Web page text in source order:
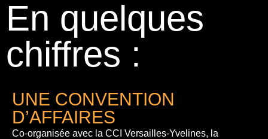
En quelques
chiffres :
UNE CONVENTION
D’AFFAIRES
Co-organisée avec la CCI Versailles-Yvelines, la